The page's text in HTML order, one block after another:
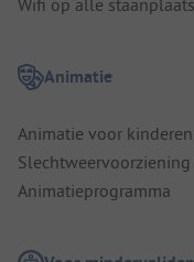
Wifi op alle
Animatie
Animatie voor kinderen
Slechtweervoorziening
Animatieprogramma